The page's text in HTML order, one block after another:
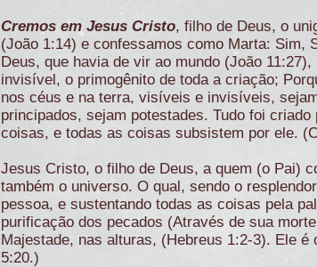
Cremos em Jesus Cristo, filho de Deus, o
(João 1:14) e confessamos como Marta: Sim,
Deus, que havia de vir ao mundo (João
invisível, o primogênito de toda a criação;
nos céus e na terra, visíveis e invisíveis,
principados, sejam potestades. Tudo foi
coisas, e todas as coisas subsistem por ele.
Jesus Cristo, o filho de Deus, a quem (o Pai)
também o universo. O qual, sendo o
pessoa, e sustentando todas as coisas pela
purificação dos pecados (Através de sua
Majestade, nas alturas, (Hebreus 1:2-3). Ele
5:20.)